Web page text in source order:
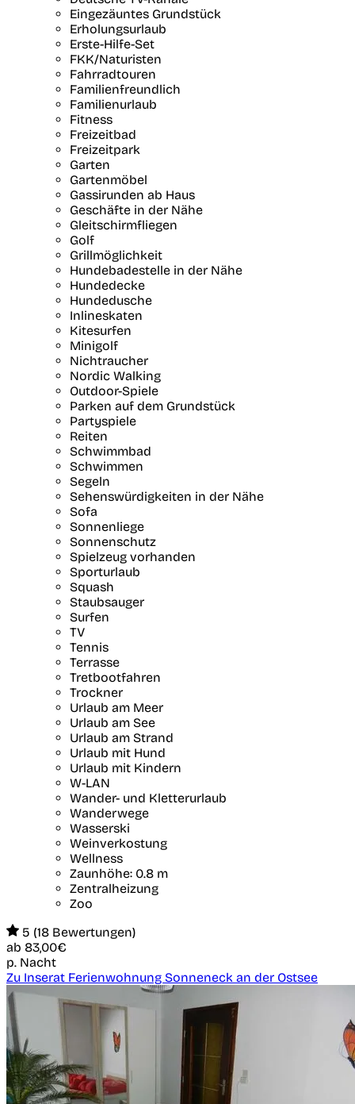
Eingezäuntes Grundstück
Erholungsurlaub
Erste-Hilfe-Set
FKK/Naturisten
Fahrradtouren
Familienfreundlich
Familienurlaub
Fitness
Freizeitbad
Freizeitpark
Garten
Gartenmöbel
Gassirunden ab Haus
Geschäfte in der Nähe
Gleitschirmfliegen
Golf
Grillmöglichkeit
Hundebadestelle in der Nähe
Hundedecke
Hundedusche
Inlineskaten
Kitesurfen
Minigolf
Nichtraucher
Nordic Walking
Outdoor-Spiele
Parken auf dem Grundstück
Partyspiele
Reiten
Schwimmbad
Schwimmen
Segeln
Sehenswürdigkeiten in der Nähe
Sofa
Sonnenliege
Sonnenschutz
Spielzeug vorhanden
Sporturlaub
Squash
Staubsauger
Surfen
TV
Tennis
Terrasse
Tretbootfahren
Trockner
Urlaub am Meer
Urlaub am See
Urlaub am Strand
Urlaub mit Hund
Urlaub mit Kindern
W-LAN
Wander- und Kletterurlaub
Wanderwege
Wasserski
Weinverkostung
Wellness
Zaunhöhe: 0.8 m
Zentralheizung
Zoo
5 (18 Bewertungen)
ab 83,00€
p. Nacht
Zu Inserat Ferienwohnung Sonneneck an der Ostsee